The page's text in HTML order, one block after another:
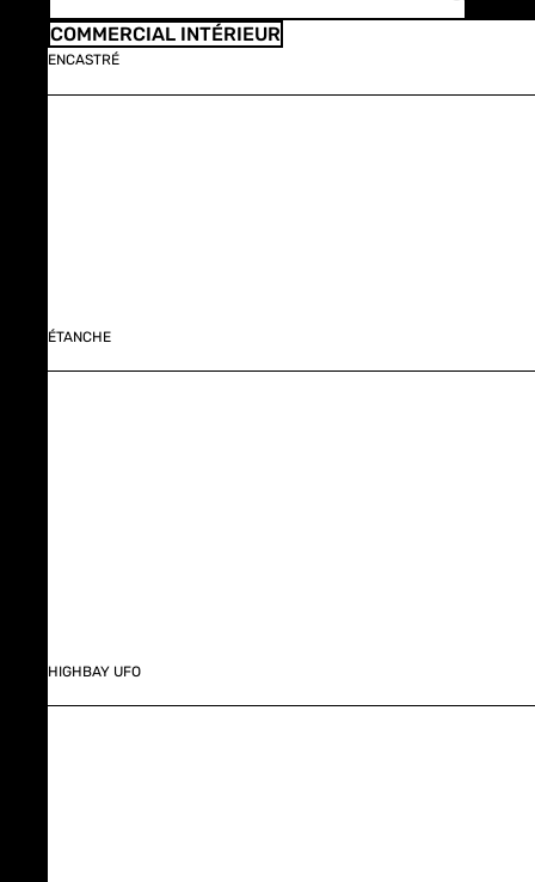
COMMERCIAL INTÉRIEUR
ENCASTRÉ
ÉTANCHE
HIGHBAY UFO